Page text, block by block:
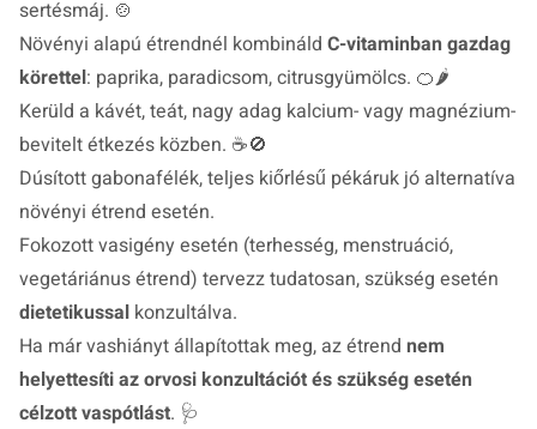
sertésmáj. 🍲
Növényi alapú étrendnél kombináld C-vitaminban gazdag
körettel: paprika, paradicsom, citrusgyümölcs. 🍊🌶️
Kerüld a kávét, teát, nagy adag kalcium- vagy magnézium-
bevitelt étkezés közben. ☕🚫
Dúsított gabonafélék, teljes kiőrlésű pékáruk jó alternatíva
növényi étrend esetén.
Fokozott vasigény esetén (terhesség, menstruáció,
vegetáriánus étrend) tervezz tudatosan, szükség esetén
dietetikussal konzultálva.
Ha már vashiányt állapítottak meg, az étrend nem
helyettesíti az orvosi konzultációt és szükség esetén
célzott vaspótlást. 🩺